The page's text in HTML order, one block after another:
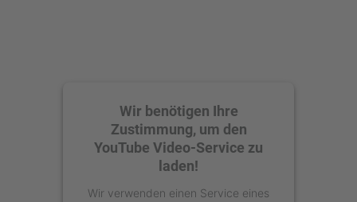
Wir benötigen Ihre
Zustimmung, um den
YouTube Video-Service zu
laden!
Wir verwenden einen Service eines